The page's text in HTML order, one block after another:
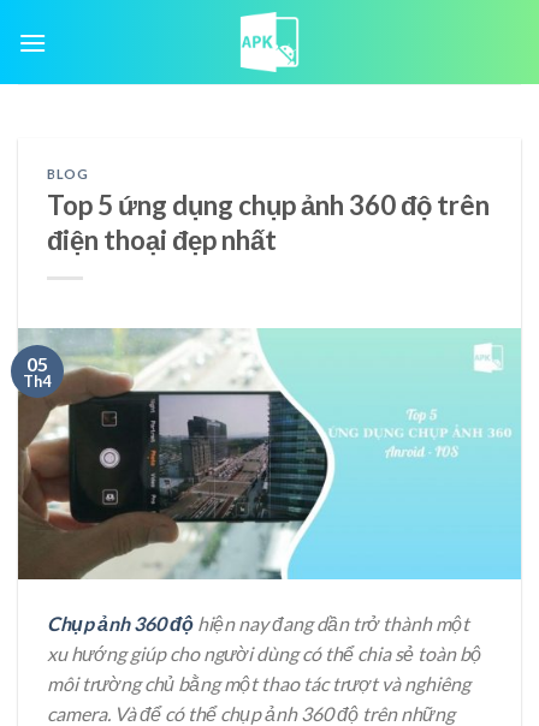
BLOG
Top 5 ứng dụng chụp ảnh 360 độ trên
điện thoại đẹp nhất
05
Th4
Chụp ảnh 360 độ hiện nay đang dần trở thành một
xu hướng giúp cho người dùng có thể chia sẻ toàn bộ
môi trường chủ bằng một thao tác trượt và nghiêng
camera. Và để có thể chụp ảnh 360 độ trên những